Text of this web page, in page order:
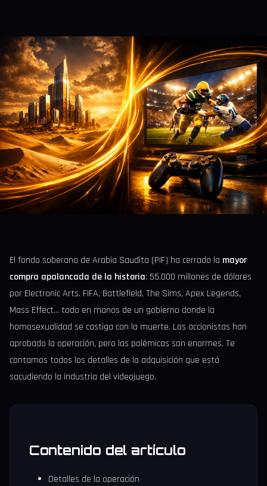
El fondo soberano de Arabia Saudita (PIF) ha cerrado la mayor
compra apalancada de la historia: 55.000 millones de dólares
por Electronic Arts. FIFA, Battlefield, The Sims, Apex Legends,
Mass Effect... todo en manos de un gobierno donde la
homosexualidad se castiga con la muerte. Los accionistas han
aprobado la operación, pero las polémicas son enormes. Te
contamos todos los detalles de la adquisición que está
sacudiendo la industria del videojuego.
Contenido del artículo
Detalles de la operación